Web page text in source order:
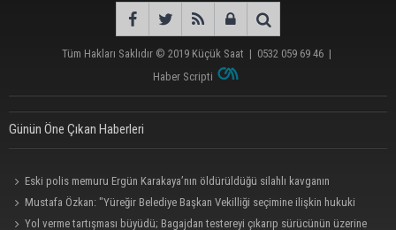
Tüm Hakları Saklıdır © 2019 Küçük Saat | 0532 059 69 46 |
Haber Scripti
Günün Öne Çıkan Haberleri
Eski polis memuru Ergün Karakaya’nın öldürüldüğü silahlı kavganın
görüntüleri ortaya çıktı
Mustafa Özkan: "Yüreğir Belediye Başkan Vekilliği seçimine ilişkin hukuki
süreç başlatıldı"
Yol verme tartışması büyüdü; Bagajdan testereyi çıkarıp sürücünün üzerine